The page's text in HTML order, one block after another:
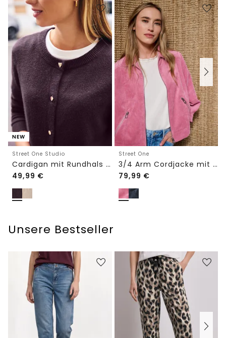
NEW
Street One Studio
Cardigan mit Rundhals und Knöpfen
49,99 €
Street One
3/4 Arm Cordjacke mit Hemdkragen
79,99 €
Unsere Bestseller